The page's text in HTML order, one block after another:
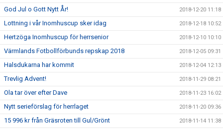
God Jul o Gott Nytt År! 2018-12-20 11:18
Lottning i vår Inomhuscup sker idag 2018-12-18 10:52
Hertzöga Inomhuscup för herrsenior 2018-12-10 10:10
Värmlands Fotbollförbunds repskap 2018 2018-12-05 09:31
Halsdukarna har kommit 2018-12-04 12:13
Trevlig Advent! 2018-11-29 08:21
Ola tar över efter Dave 2018-11-23 16:02
Nytt serieförslag för herrlaget 2018-11-20 09:36
15 996 kr från Gräsroten till Gul/Grönt 2018-11-14 11:38